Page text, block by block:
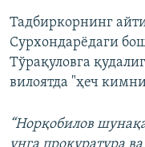
Тадбиркорнинг
Сурхондарëдаги
Тўрақуловга
вилоятда "ҳеч
“Норқобилов